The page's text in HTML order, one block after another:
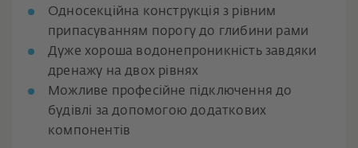
Односекційна конструкція з рівним
припасуванням порогу до глибини рами
Дуже хороша водонепроникність завдяки
дренажу на двох рівнях
Можливе професійне підключення до
будівлі за допомогою додаткових
компонентів